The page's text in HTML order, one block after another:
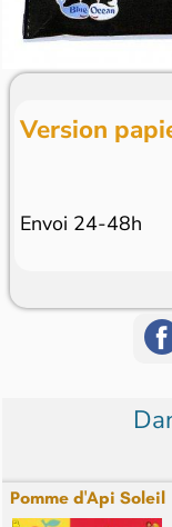
Version
Envoi 24-48h
Pomme d'Api Soleil